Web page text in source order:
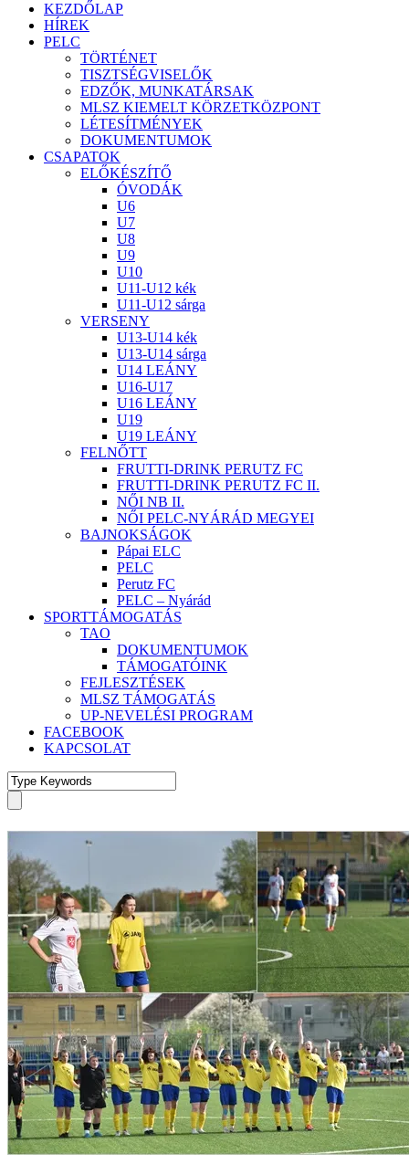
KEZDŐLAP
HÍREK
PELC
TÖRTÉNET
TISZTSÉGVISELŐK
EDZŐK, MUNKATÁRSAK
MLSZ KIEMELT KÖRZETKÖZPONT
LÉTESÍTMÉNYEK
DOKUMENTUMOK
CSAPATOK
ELŐKÉSZÍTŐ
ÓVODÁK
U6
U7
U8
U9
U10
U11-U12 kék
U11-U12 sárga
VERSENY
U13-U14 kék
U13-U14 sárga
U14 LEÁNY
U16-U17
U16 LEÁNY
U19
U19 LEÁNY
FELNŐTT
FRUTTI-DRINK PERUTZ FC
FRUTTI-DRINK PERUTZ FC II.
NŐI NB II.
NŐI PELC-NYÁRÁD MEGYEI
BAJNOKSÁGOK
Pápai ELC
PELC
Perutz FC
PELC – Nyárád
SPORTTÁMOGATÁS
TAO
DOKUMENTUMOK
TÁMOGATÓINK
FEJLESZTÉSEK
MLSZ TÁMOGATÁS
UP-NEVELÉSI PROGRAM
FACEBOOK
KAPCSOLAT